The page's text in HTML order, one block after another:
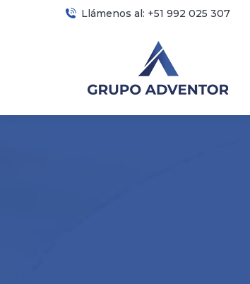
Llámenos al: +51 992 025 307